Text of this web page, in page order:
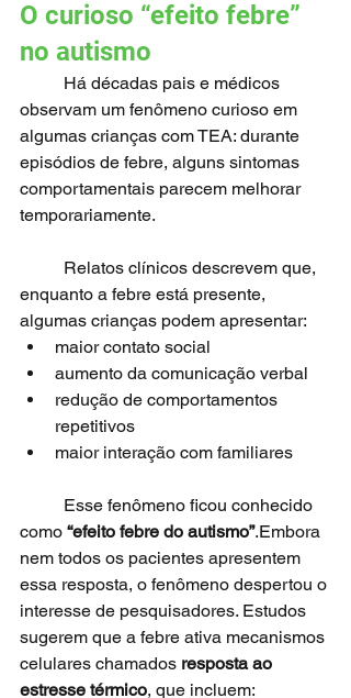
O curioso “efeito febre”
no autismo
observam um fenômeno curioso em
algumas crianças com TEA: durante
episódios de febre, alguns sintomas
comportamentais parecem melhorar
temporariamente.
enquanto a febre está presente,
algumas crianças podem apresentar:
maior contato social
aumento da comunicação verbal
redução de comportamentos
repetitivos
maior interação com familiares
como “efeito febre do autismo”.Embora
nem todos os pacientes apresentem
essa resposta, o fenômeno despertou o
interesse de pesquisadores. Estudos
sugerem que a febre ativa mecanismos
celulares chamados resposta ao
estresse térmico, que incluem: